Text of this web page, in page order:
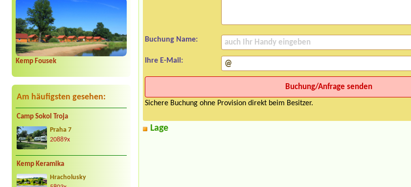
Kemp Fousek
Am häufigsten gesehen:
Camp Sokol Troja
Praha 7
20889x
Kemp Keramika
Hracholusky
Buchung Name:
Ihre E-Mail:
Sichere Buchung ohne Provision direkt beim Besitzer.
Lage